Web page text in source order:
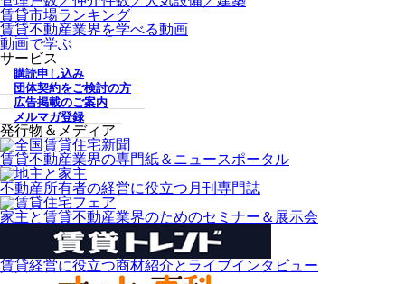
賃貸市場ランキング
賃貸不動産業界を学べる動画
動画で学ぶ
サービス
購読申し込み
団体契約をご検討の方
広告掲載のご案内
メルマガ登録
発行物＆メディア
賃貸不動産業界の専門紙＆ニュースポータル
不動産所有者の経営に役立つ月刊専門誌
家主と賃貸不動産業界のためのセミナー＆展示会
賃貸経営に役立つ商材紹介とライブインタビュー